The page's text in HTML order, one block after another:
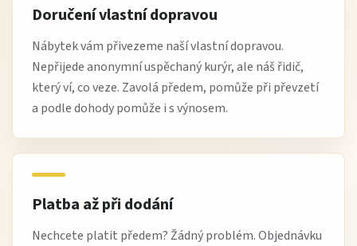
Doručení vlastní dopravou
Nábytek vám přivezeme naší vlastní dopravou.
Nepřijede anonymní uspěchaný kurýr, ale náš řidič,
který ví, co veze. Zavolá předem, pomůže při převzetí
a podle dohody pomůže i s výnosem.
Platba až při dodání
Nechcete platit předem? Žádný problém. Objednávku